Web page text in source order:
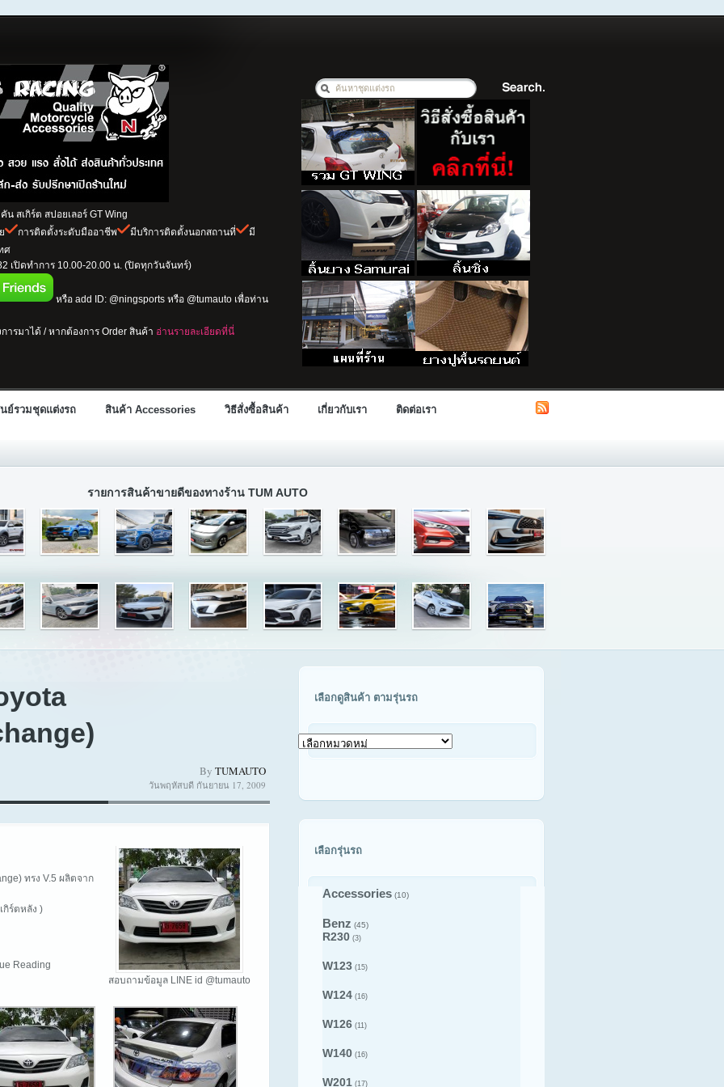
สเกิร์ต สปอยเลอร์ GT Wing
การติดตั้งระดับมืออาชีพ มีบริการติดตั้งนอกสถานที่
มี
ศ
เปิดทำการ 10.00-20.00 น. (ปิดทุกวันจันทร์)
หรือ add ID: @ningsports หรือ @tumauto เพื่อท่าน
รมาได้ / หากต้องการ Order สินค้า อ่านรายละเอียดที่นี่
ย์รวมชุดแต่งรถ สินค้า Accessories วิธีสั่งซื้อสินค้า เกี่ยวกับเรา ติดต่อเรา
รายการสินค้าขายดีของทางร้าน TUM AUTO
By TUMAUTO
วันพฤหัสบดี กันยายน 17, 2009
สอบถามข้อมูล LINE id @tumauto
ทรง V.5 ผลิตจาก
กิร์ตหลัง )
Reading
เลือกดูสินค้า ตามรุ่นรถ
เลือก
รุ่น
เลือกรุ่นรถ
Accessories (10)
Benz (45)
R230 (3)
W123 (15)
W124 (16)
W126 (11)
W140 (16)
W201 (17)